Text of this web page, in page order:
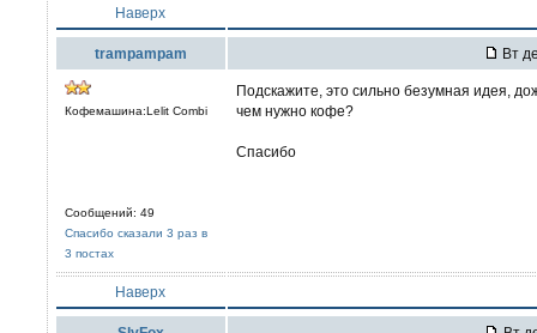
Наверх
trampampam Вт
Кофемашина:Lelit Combi
Сообщений: 49
Спасибо сказали 3 раз в
3 постах
Подскажите, это сильно безумная идея,
чем нужно кофе?
Спасибо
Наверх